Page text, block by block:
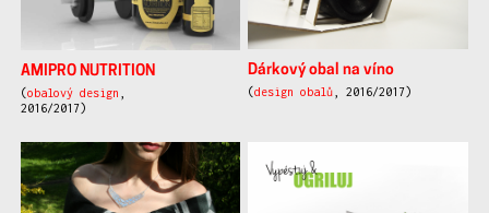
AMIPRO NUTRITION
(obalový design
2016/2017)
Dárkový obal na víno
(design obalů , 2016/2017)